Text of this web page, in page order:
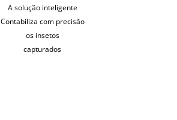
A solução inteligente
Contabiliza com precisão
os insetos
capturados